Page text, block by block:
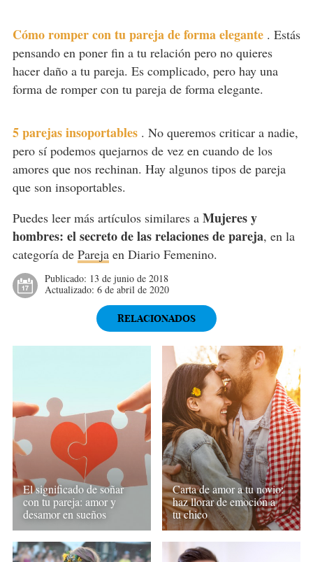
Cómo romper con tu pareja de forma elegante . Estás
pensando en poner fin a tu relación pero no quieres
hacer daño a tu pareja. Es complicado, pero hay una
forma de romper con tu pareja de forma elegante.
5 parejas insoportables . No queremos criticar a nadie,
pero sí podemos quejarnos de vez en cuando de los
amores que nos rechinan. Hay algunos tipos de pareja
que son insoportables.
Puedes leer más artículos similares a Mujeres y
hombres: el secreto de las relaciones de pareja, en la
categoría de Parejaen Diario Femenino.
Publicado: 13 de junio de 2018
Actualizado: 6 de abril de 2020
RELACIONADOS
El significado de soñar
con tu pareja: amor y
desamor en sueños
Carta de amor a tu novio:
haz llorar de emoción a
tu chico